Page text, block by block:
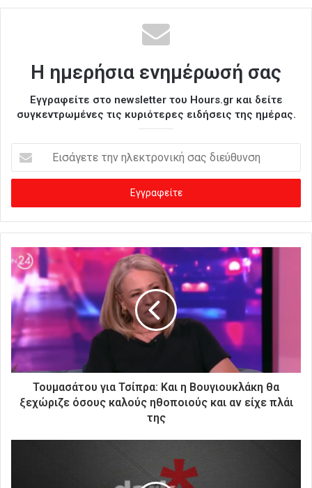
Η ημερήσια ενημέρωσή σας
Εγγραφείτε στο newsletter του Hours.gr και δείτε
συγκεντρωμένες τις κυριότερες ειδήσεις της ημέρας.
σ
γ
ε
η
ν
η
λ
ε
κ
τ
Τουμασάτου για Τσίπρα: Και η Βουγιουκλάκη θα
ξεχώριζε όσους καλούς ηθοποιούς και αν είχε πλάι
της